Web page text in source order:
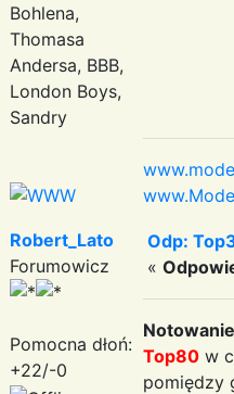
Bohlena,
Thomasa
Andersa, BBB,
London Boys,
Sandry
Robert_Lato
Forumowicz
Pomocna dłoń:
+22/-0
Odp:
«
Notowanie
Top80 w
pomiędzy